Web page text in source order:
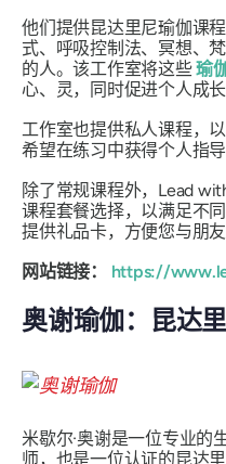
他们提供昆达里尼瑜伽课
式、呼吸控制法、冥想、
的人。该工作室将这些瑜
心、灵，同时促进个人成
工作室也提供私人课程，
希望在练习中获得个人指
除了常规课程外，Lead
课程套餐选择，以满足不
提供礼品卡，方便您与朋
网站链接： https://
奥谢瑜伽：昆达
米歇尔·奥谢是一位专业的
师，也是一位认证的昆达